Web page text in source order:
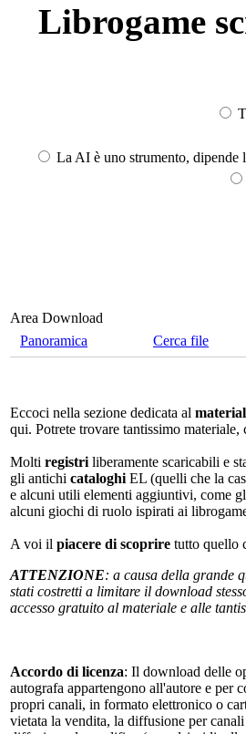
Librogame
La AI è uno strumento, dipende
Area Download
Panoramica
Cerca file
Eccoci nella sezione dedicata al
qui. Potrete trovare tantissimo materiale,
Molti registri liberamente scaricabili e
gli antichi cataloghi EL (quelli che la
e alcuni utili elementi aggiuntivi, come
alcuni giochi di ruolo ispirati ai
A voi il piacere di scoprire tutto quello
ATTENZIONE: a causa della grande
stati costretti a limitare il download
accesso gratuito al materiale e alle
Accordo di licenza: Il download delle
autografa appartengono all'autore e per
propri canali, in formato elettronico o
vietata la vendita, la diffusione per